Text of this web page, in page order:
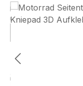
Bildergalerie